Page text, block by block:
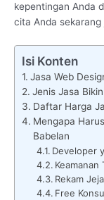
kepentingan Anda
cita Anda sekarang
Isi Konten
Jasa Web
Jenis Jasa
Daftar Harga
Mengapa
Babelan
Developer
Keamanan
Rekam
Free